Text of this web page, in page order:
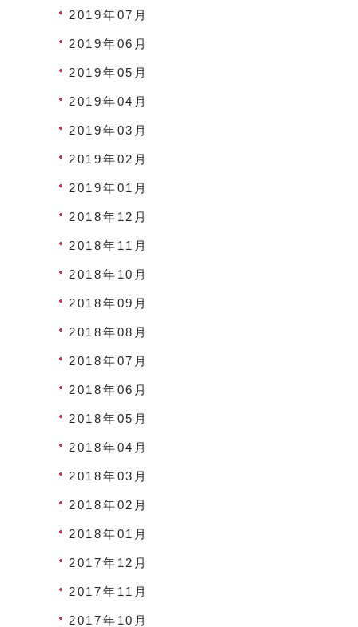
2019年07月
2019年06月
2019年05月
2019年04月
2019年03月
2019年02月
2019年01月
2018年12月
2018年11月
2018年10月
2018年09月
2018年08月
2018年07月
2018年06月
2018年05月
2018年04月
2018年03月
2018年02月
2018年01月
2017年12月
2017年11月
2017年10月